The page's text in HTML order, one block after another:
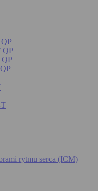
QP
rytmu serca (ICM)